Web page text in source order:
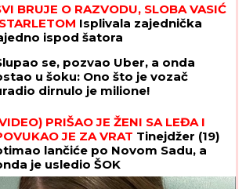
BRUJE O RAZVODU, SLOBA VASIĆ
Isplivala zajednička
ispod šatora
se, pozvao Uber, a onda
u šoku: Ono što je vozač
dirnulo je milione!
PRIŠAO JE ŽENI SA LEĐA I
JE ZA VRAT Tinejdžer (19)
lančiće po Novom Sadu, a
je usledio ŠOK